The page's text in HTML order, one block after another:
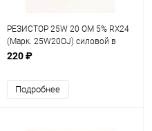
РЕЗИСТОР 25W 20 OM 5% RX24
(Марк. 25W20OJ) силовой в
алюминиевом корпусе
220 ₽
Подробнее